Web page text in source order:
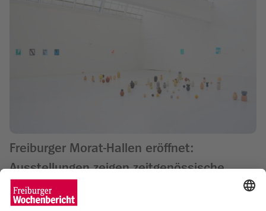
Freiburger Morat-Hallen eröffnet:
Ausstellungen zeigen zeitgenössische
Kunst